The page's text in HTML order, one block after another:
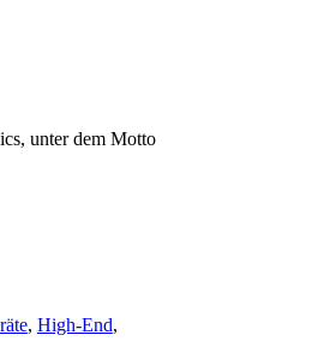
unter dem Motto
, High-End,